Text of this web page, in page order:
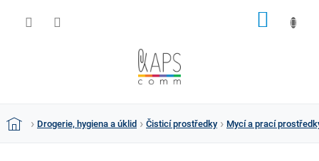
DomůDrogerie, hygiena a úklid Čisticí prostředky Mycí a prací